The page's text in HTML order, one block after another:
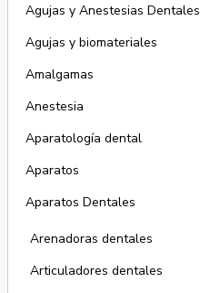
Agujas y Anestesias Dentales
Agujas y biomateriales
Amalgamas
Anestesia
Aparatología dental
Aparatos
Aparatos Dentales
Arenadoras dentales
Articuladores dentales